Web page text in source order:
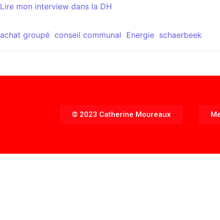
Lire mon interview dans la DH
achat groupé conseil communal Energie schaerbeek
© 2023 Catherine Moureaux